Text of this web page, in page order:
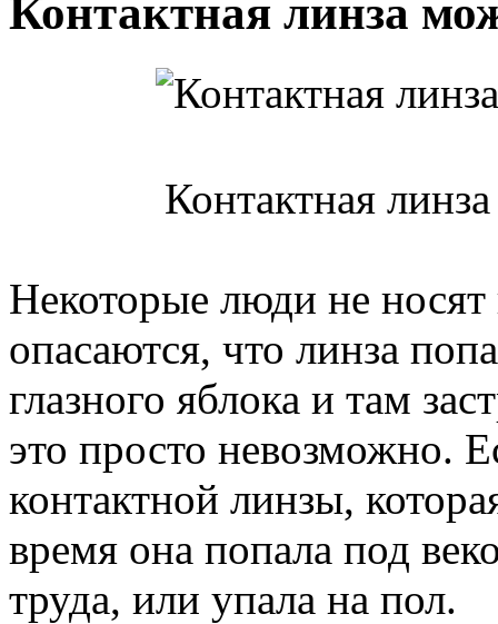
Контактная линза
Контактная
Некоторые люди не
опасаются, что линза
глазного яблока и там
это просто невозможно.
контактной линзы,
время она попала под
труда, или упала на пол.